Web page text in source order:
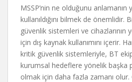
MSSP’nin ne olduğunu anlamanın
kullanıldığını bilmek de önemlidir.
güvenlik sistemleri ve cihazlarının
için dış kaynak kullanımını içerir.
kritik güvenlik sistemleriyle, BT
kurumsal hedeflere yönelik başka
olmak için daha fazla zamanı